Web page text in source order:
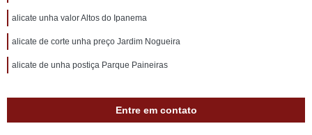
alicate unha valor Altos do Ipanema
alicate de corte unha preço Jardim Nogueira
alicate de unha postiça Parque Paineiras
Entre em contato